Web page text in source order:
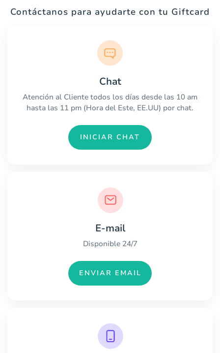
Contáctanos para ayudarte con tu Giftcard
Chat
Atención al Cliente todos los días desde las 10 am
hasta las 11 pm (Hora del Este, EE.UU) por chat.
INICIAR CHAT
E-mail
Disponible 24/7
ENVIAR EMAIL